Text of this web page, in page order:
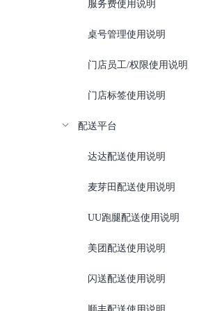
服务费使用说明
桌号管理使用说明
门店员工/权限使用说明
门店标签使用说明
配送平台
达达配送使用说明
麦芽田配送使用说明
UU跑腿配送使用说明
美团配送使用说明
闪送配送使用说明